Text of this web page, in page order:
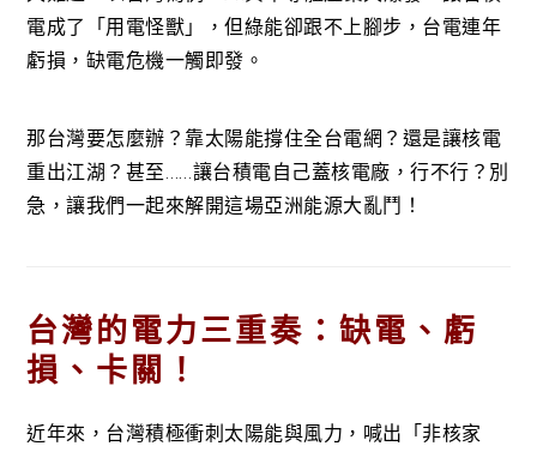
電成了「用電怪獸」，但綠能卻跟不上腳步，台電連年
虧損，缺電危機一觸即發。
那台灣要怎麼辦？靠太陽能撐住全台電網？還是讓核電
重出江湖？甚至……讓台積電自己蓋核電廠，行不行？別
急，讓我們一起來解開這場亞洲能源大亂鬥！
台灣的電力三重奏：缺電、虧
損、卡關！
近年來，台灣積極衝刺太陽能與風力，喊出「非核家